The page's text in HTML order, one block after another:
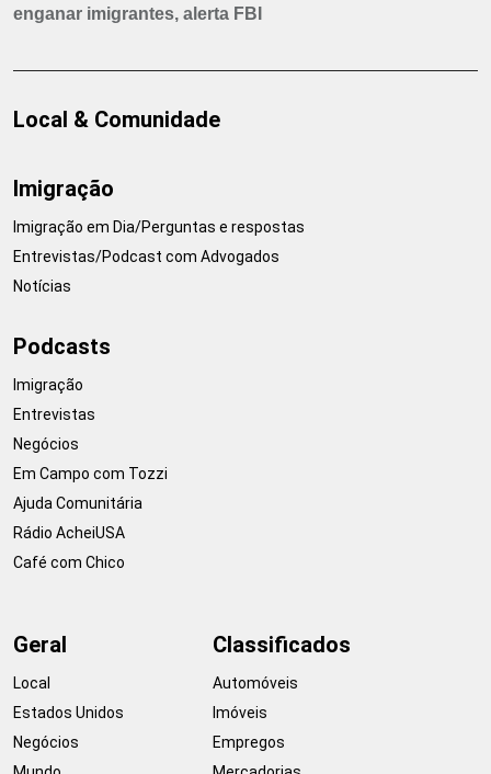
enganar imigrantes, alerta FBI
Local & Comunidade
Imigração
Imigração em Dia/Perguntas e respostas
Entrevistas/Podcast com Advogados
Notícias
Podcasts
Imigração
Entrevistas
Negócios
Em Campo com Tozzi
Ajuda Comunitária
Rádio AcheiUSA
Café com Chico
Geral
Local
Estados Unidos
Negócios
Classificados
Automóveis
Imóveis
Empregos